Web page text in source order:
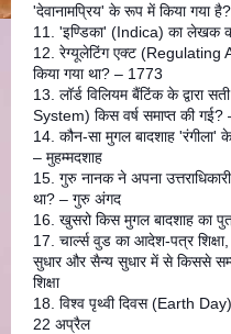
'देवानामप्रिय' के रूप में किया गया
11. 'इण्डिका' (Indica) का लेखक
12. रेग्यूलेटिंग एक्ट (Regulating
किया गया था? – 1773
13. लॉर्ड विलियम बैंटिंक के द्वारा
System) किस वर्ष समाप्त की गई?
14. कौन-सा मुगल बादशाह 'रंगीला'
– मुहम्मदशाह
15. गुरु नानक ने अपना
था? – गुरु अंगद
16. खुसरो किस मुगल बादशाह का
17. चार्ल्स वुड का आदेश-पत्र शिक्षा,
सुधार और सैन्य सुधार में से किससे
शिक्षा
18. विश्व पृथ्वी दिवस (Earth
22 अप्रैल